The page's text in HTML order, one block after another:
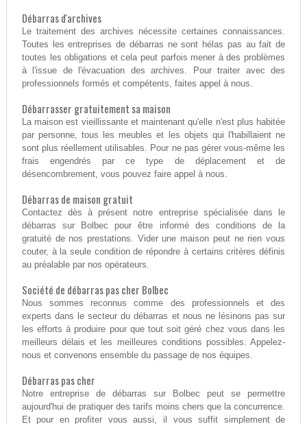
Débarras d'archives
Le traitement des archives nécessite certaines connaissances.
Toutes les entreprises de débarras ne sont hélas pas au fait de
toutes les obligations et cela peut parfois mener à des problèmes
à l'issue de l'évacuation des archives. Pour traiter avec des
professionnels formés et compétents, faites appel à nous.
Débarrasser gratuitement sa maison
La maison est vieillissante et maintenant qu'elle n'est plus habitée
par personne, tous les meubles et les objets qui l'habillaient ne
sont plus réellement utilisables. Pour ne pas gérer vous-même les
frais engendrés par ce type de déplacement et de
désencombrement, vous pouvez faire appel à nous.
Débarras de maison gratuit
Contactez dès à présent notre entreprise spécialisée dans le
débarras sur Bolbec pour être informé des conditions de la
gratuité de nos prestations. Vider une maison peut ne rien vous
couter, à la seule condition de répondre à certains critères définis
au préalable par nos opérateurs.
Société de débarras pas cher Bolbec
Nous sommes reconnus comme des professionnels et des
experts dans le secteur du débarras et nous ne lésinons pas sur
les efforts à produire pour que tout soit géré chez vous dans les
meilleurs délais et les meilleures conditions possibles. Appelez-
nous et convenons ensemble du passage de nos équipes.
Débarras pas cher
Notre entreprise de débarras sur Bolbec peut se permettre
aujourd'hui de pratiquer des tarifs moins chers que la concurrence.
Et pour en profiter vous aussi, il vous suffit simplement de